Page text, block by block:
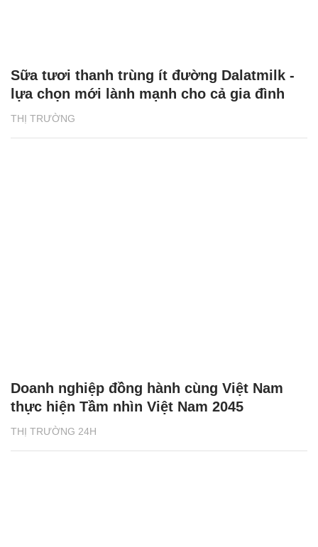
THỊ TRƯỜNG
Sữa tươi thanh trùng ít đường Dalatmilk -
lựa chọn mới lành mạnh cho cả gia đình
THỊ TRƯỜNG 24H
Doanh nghiệp đồng hành cùng Việt Nam
thực hiện Tầm nhìn Việt Nam 2045